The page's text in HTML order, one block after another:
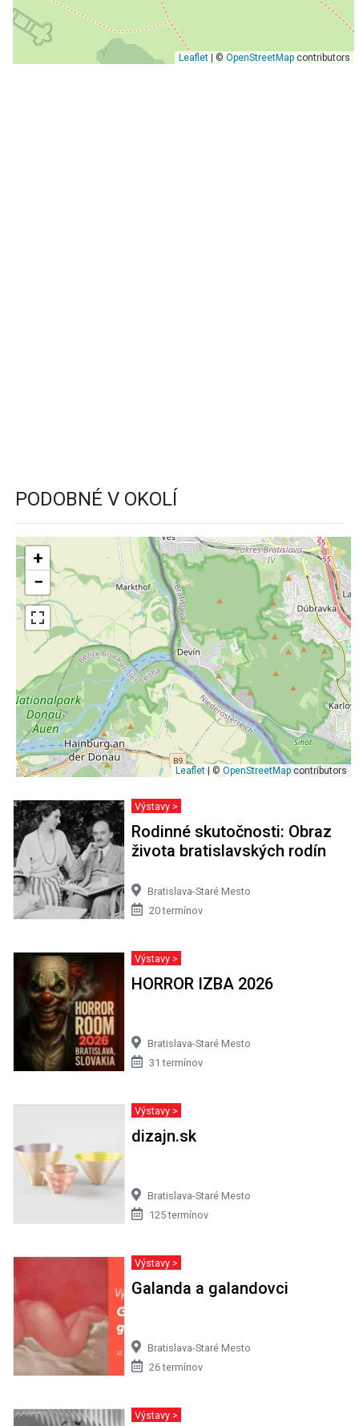
Leaflet| © OpenStreetMapcontributors
PODOBNÉ V OKOLÍ
+
−
Leaflet| © OpenStreetMap contributors
Výstavy >
Rodinné skutočnosti: Obraz
života bratislavských rodín
Bratislava-Staré Mesto
20 termínov
Výstavy >
HORROR IZBA 2026
Bratislava-Staré Mesto
31 termínov
Výstavy >
dizajn.sk
Bratislava-Staré Mesto
125 termínov
Výstavy >
Galanda a galandovci
Bratislava-Staré Mesto
26 termínov
Výstavy >